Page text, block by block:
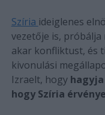
Szíria ideiglenes
vezetője is,
akar konfliktust, és
kivonulási
Izraelt, hogy
hogy Szíria